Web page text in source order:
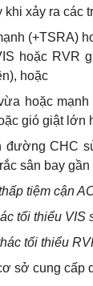
khi xảy ra các
(+TSRA)
S hoặc RVR
hoặc
hoặc
gió giật lớn
đường CHC
sân bay gần
tiệm cận
tối thiểu VIS
tối thiểu
sở cung cấp